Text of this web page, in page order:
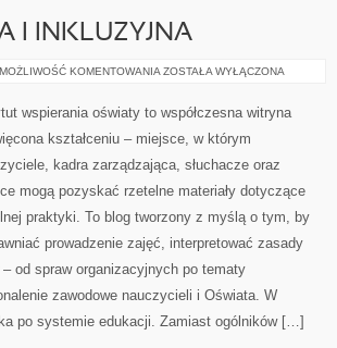
I INKLUZYJNA
MOŻLIWOŚĆ KOMENTOWANIA EDUKACJA
INKLUZYJNA
ZOSTAŁA WYŁĄCZONA
wspierania oświaty to współczesna witryna
kształceniu – miejsce, w którym
kadra zarządzająca, słuchacze oraz
mogą pozyskać rzetelne materiały dotyczące
praktyki. To blog tworzony z myślą o tym, by
prowadzenie zajęć, interpretować zasady
od spraw organizacyjnych po tematy
zawodowe nauczycieli i Oświata. W
po systemie edukacji. Zamiast ogólników […]